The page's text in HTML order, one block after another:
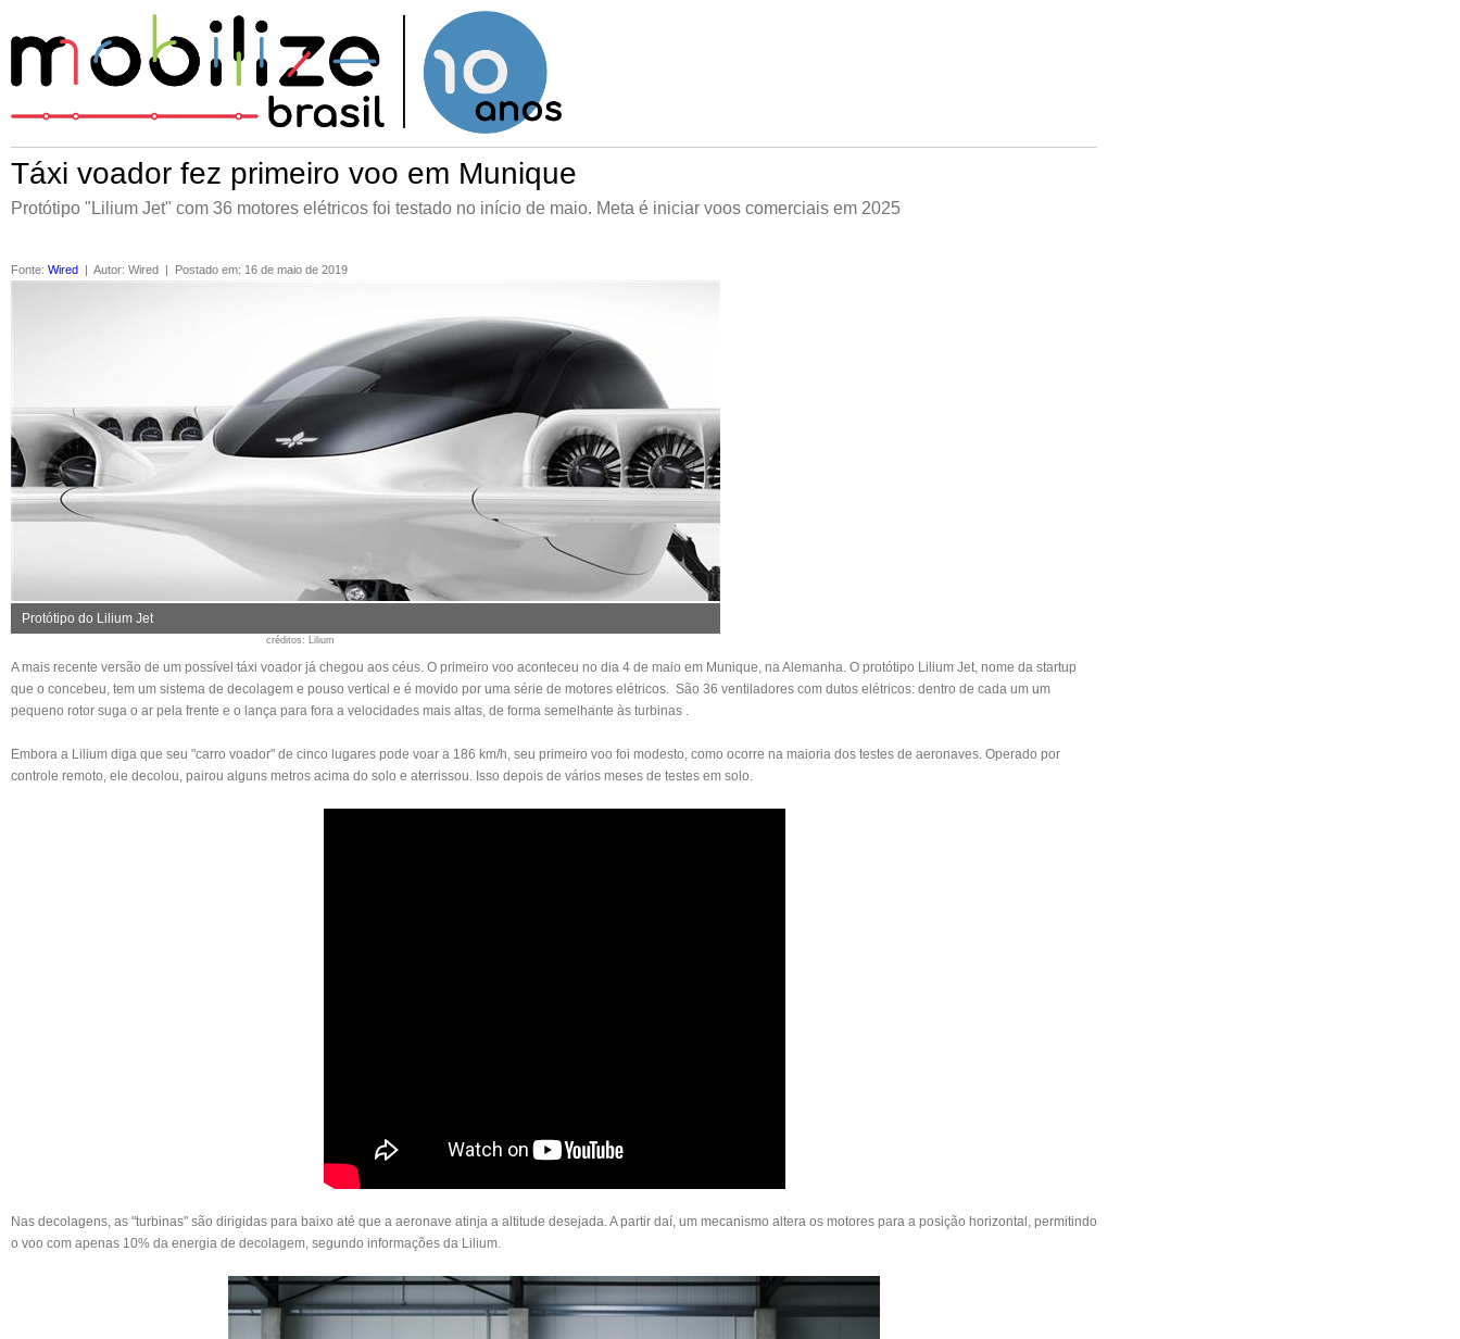
Táxi voador fez primeiro voo em Munique
Protótipo "Lilium Jet" com 36 motores elétricos foi testado no início de maio. Meta é iniciar voos comerciais em 2025
Fonte: Wired | Autor: Wired | Postado em: 16 de maio de 2019
Protótipo do Lilium Jet
créditos: Lilium
A mais recente versão de um possível táxi voador já chegou aos céus. O primeiro voo aconteceu no dia 4 de maio em Munique, na Alemanha. O protótipo Lilium Jet, nome da startup
que o concebeu, tem um sistema de decolagem e pouso vertical e é movido por uma série de motores elétricos. São 36 ventiladores com dutos elétricos: dentro de cada um um
pequeno rotor suga o ar pela frente e o lança para fora a velocidades mais altas, de forma semelhante às turbinas .
Embora a Lilium diga que seu "carro voador" de cinco lugares pode voar a 186 km/h, seu primeiro voo foi modesto, como ocorre na maioria dos testes de aeronaves. Operado por
controle remoto, ele decolou, pairou alguns metros acima do solo e aterrissou. Isso depois de vários meses de testes em solo.
Nas decolagens, as "turbinas" são dirigidas para baixo até que a aeronave atinja a altitude desejada. A partir daí, um mecanismo altera os motores para a posição horizontal, permitindo
o voo com apenas 10% da energia de decolagem, segundo informações da Lilium.